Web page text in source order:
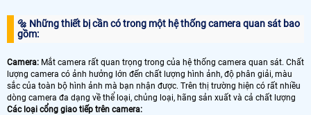
🔩 Những thiết bị cần có trong một hệ thống camera quan sát bao
gồm:
Camera: Mắt camera rất quan trọng trong của hệ thống camera quan sát. Chất
lượng camera có ảnh hưởng lớn đến chất lượng hình ảnh, độ phân giải, màu
sắc của toàn bộ hình ảnh mà bạn nhận được. Trên thị trường hiện có rất nhiều
dòng camera đa dạng về thể loại, chủng loại, hãng sản xuất và cả chất lượng
Các loại cổng giao tiếp trên camera: